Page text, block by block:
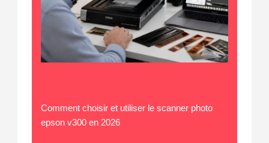
Comment choisir et utiliser le scanner photo
epson v300 en 2026